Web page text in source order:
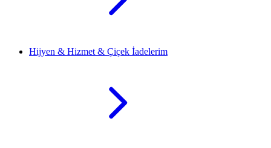
Hijyen & Hizmet & Çiçek İadelerim